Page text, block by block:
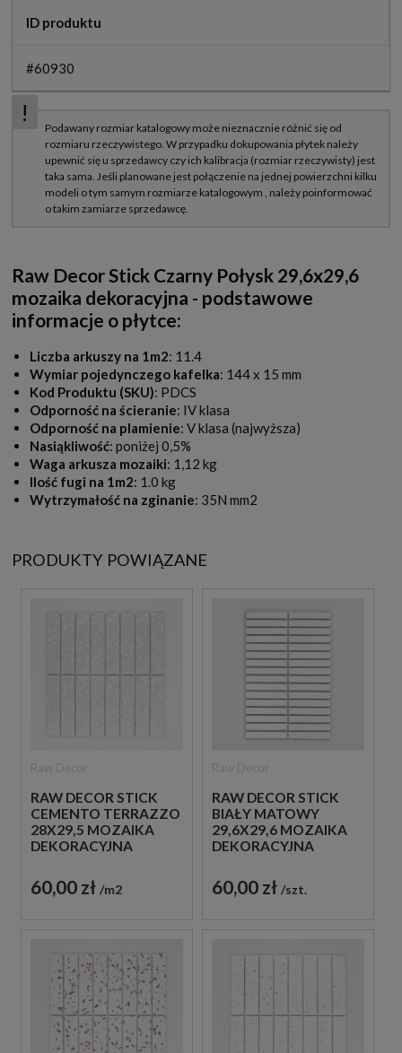
ID produktu
#60930
Raw Decor Stick Czarny Połysk 29,6x29,6
mozaika dekoracyjna - podstawowe
informacje o płytce:
Liczba arkuszy na 1m2: 11.4
Wymiar pojedynczego kafelka: 144 x 15 mm
Kod Produktu (SKU): PDCS
Odporność na ścieranie: IV klasa
Odporność na plamienie: V klasa (najwyższa)
Nasiąkliwość: poniżej 0,5%
Waga arkusza mozaiki: 1,12 kg
Ilość fugi na 1m2: 1.0 kg
Wytrzymałość na zginanie: 35N mm2
PRODUKTY POWIĄZANE
RAW DECOR STICK
CEMENTO TERRAZZO
28X29,5 MOZAIKA
DEKORACYJNA
60,00 zł m2
RAW DECOR STICK
BIAŁY MATOWY
29,6X29,6 MOZAIKA
DEKORACYJNA
60,00 zł szt.